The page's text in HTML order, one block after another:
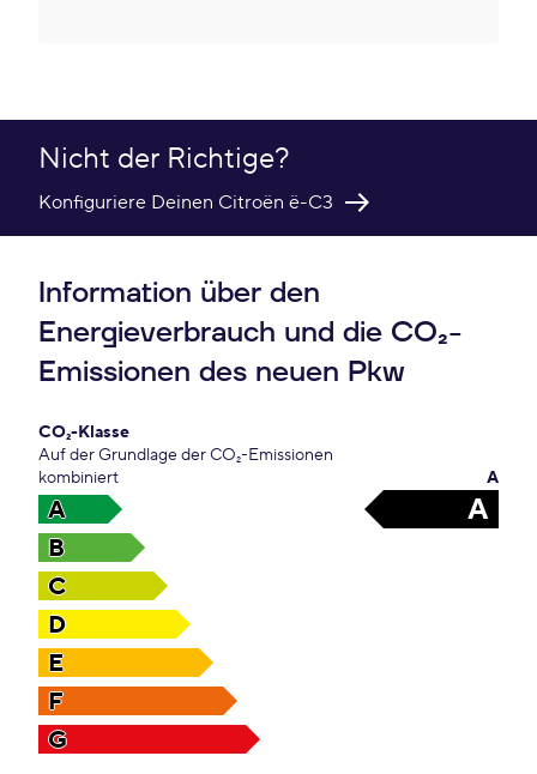
Nicht der Richtige?
Konfiguriere Deinen Citroën ë-C3
Information über den
Energieverbrauch und die CO₂-
Emissionen des neuen Pkw
CO₂-Klasse
Auf der Grundlage der CO₂-Emissionen
kombiniert
A
A A
B
C
D
E
F
G